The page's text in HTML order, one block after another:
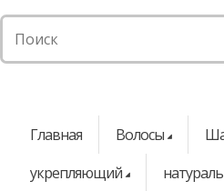
Главная Волосы
укрепляющий